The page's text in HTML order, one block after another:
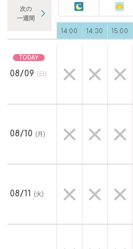
次の
一週間
14:00 14:30 15:00
08/09 (日)
08/10 (月)
08/11 (火)